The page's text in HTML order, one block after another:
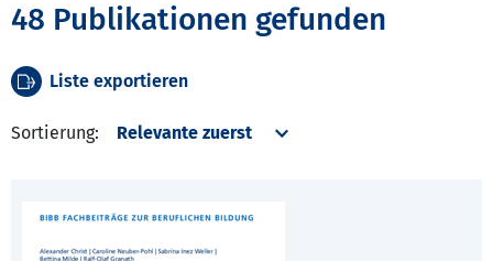
48 Publikationen gefunden
Liste exportieren
Sortierung: